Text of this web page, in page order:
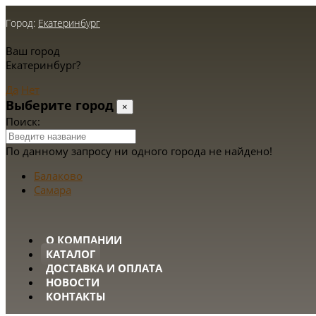
Город: Екатеринбург
Ваш город
Екатеринбург?
Да Нет
Выберите город ×
Поиск:
По данному запросу ни одного города не найдено!
Балаково
Самара
О КОМПАНИИ
КАТАЛОГ
ДОСТАВКА И ОПЛАТА
НОВОСТИ
КОНТАКТЫ